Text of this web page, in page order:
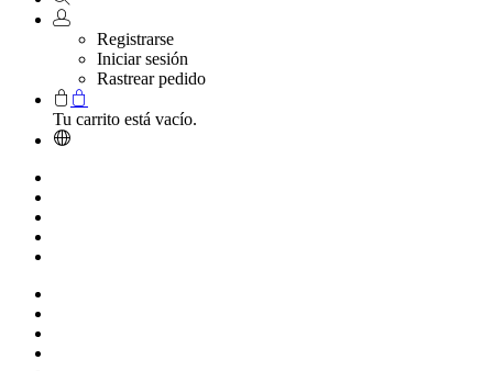
Registrarse
Iniciar sesión
Rastrear pedido
Tu carrito está vacío.